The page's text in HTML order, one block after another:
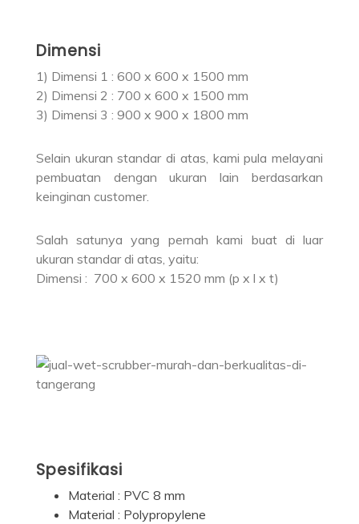
Dimensi
1) Dimensi 1 : 600 x 600 x 1500 mm
2) Dimensi 2 : 700 x 600 x 1500 mm
3) Dimensi 3 : 900 x 900 x 1800 mm
Selain ukuran standar di atas, kami pula melayani
pembuatan dengan ukuran lain berdasarkan
keinginan customer.
Salah satunya yang pernah kami buat di luar
ukuran standar di atas, yaitu:
Dimensi : 700 x 600 x 1520 mm (p x l x t)
Spesifikasi
Material : PVC 8 mm
Material : Polypropylene